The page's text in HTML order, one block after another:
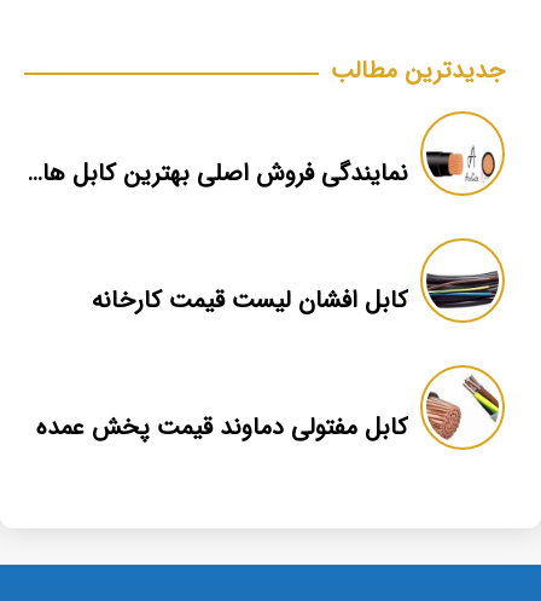
جدیدترین مطالب
نمایندگی فروش اصلی بهترین کابل های pvc
کابل افشان لیست قیمت کارخانه
کابل مفتولی دماوند قیمت پخش عمده